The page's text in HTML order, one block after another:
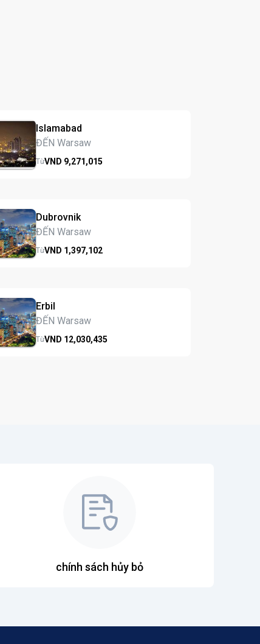
Islamabad
ĐẾN Warsaw
TừVND 9,271,015
Dubrovnik
ĐẾN Warsaw
TừVND 1,397,102
Erbil
ĐẾN Warsaw
TừVND 12,030,435
chính sách hủy bỏ